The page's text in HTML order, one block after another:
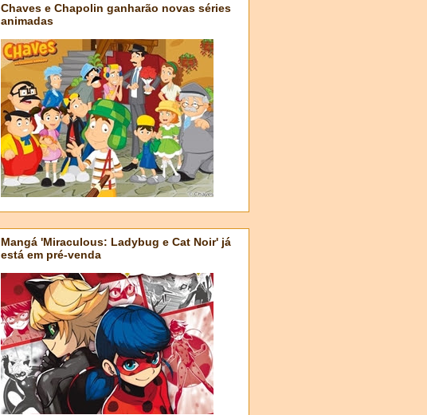
Chaves e Chapolin ganharão novas séries
animadas
Mangá 'Miraculous: Ladybug e Cat Noir' já
está em pré-venda